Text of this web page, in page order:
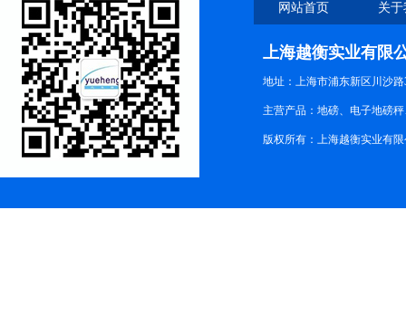
网站首页 关
上海越衡实业有限
地址：上海市浦东新区川沙路
主营产品：地磅、电子地磅
版权所有：上海越衡实业有